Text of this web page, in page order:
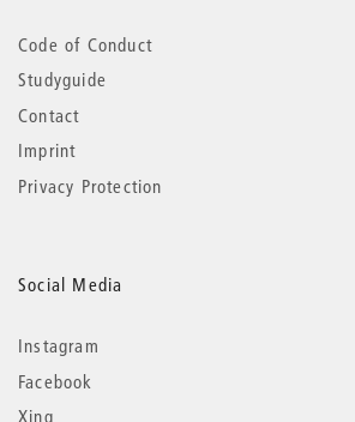
Code of Conduct
Studyguide
Contact
Imprint
Privacy Protection
Social Media
Instagram
Facebook
Xing